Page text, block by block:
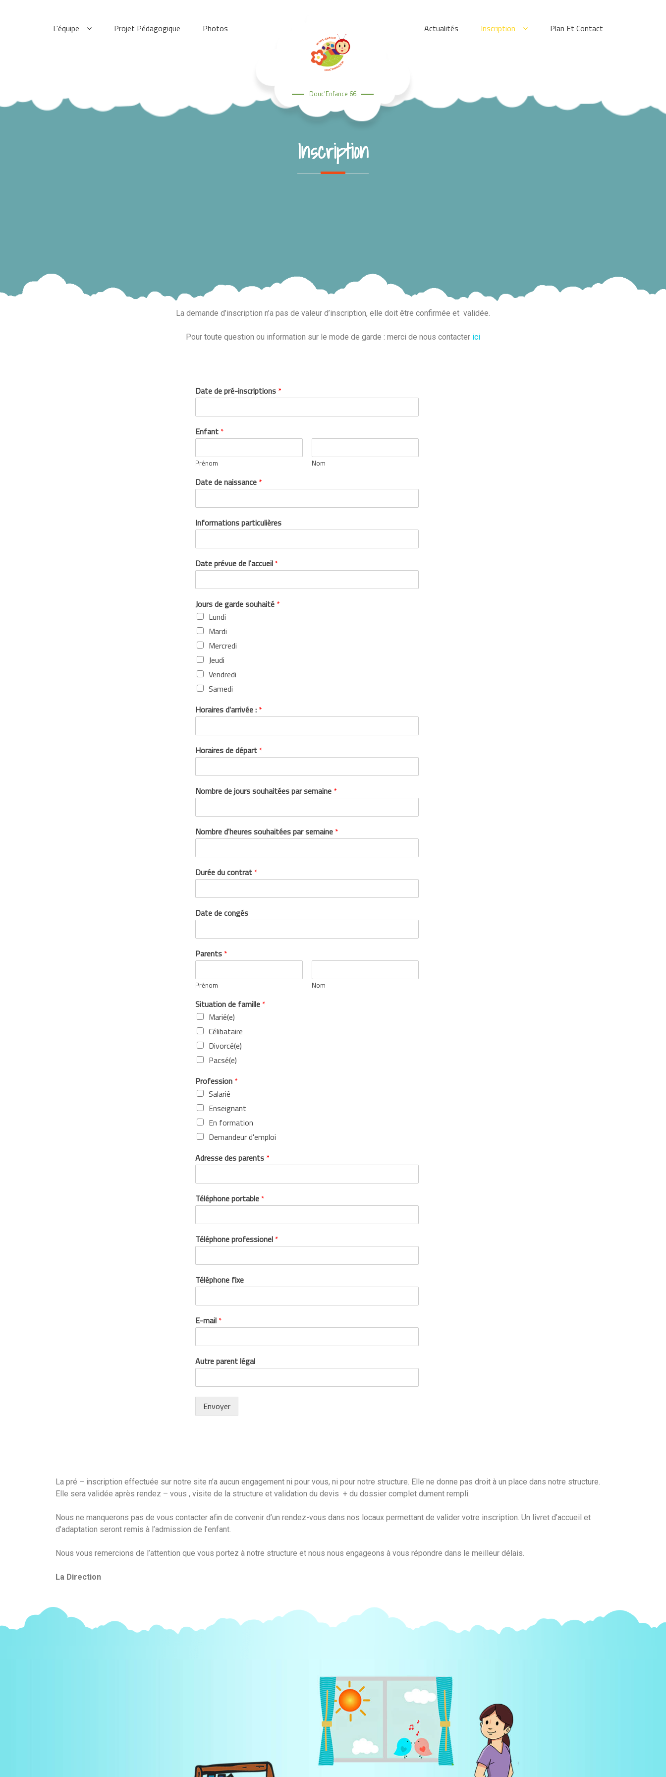
L'équipe Projet Pédagogique Photos
Douc'Enfance 66
Actualités Inscription Plan Et Contact
Inscription
La demande d’inscription n’a pas de valeur d’inscription, elle doit être confirmée et validée.
Pour toute question ou information sur le mode de garde : merci de nous contacter ici
Date de pré-inscriptions *
Enfant *
Prénom Nom
Date de naissance *
Informations particulières
Date prévue de l'accueil *
Jours de garde souhaité *
Lundi
Mardi
Mercredi
Jeudi
Vendredi
Samedi
Horaires d'arrivée : *
Horaires de départ *
Nombre de jours souhaitées par semaine *
Nombre d'heures souhaitées par semaine *
Durée du contrat *
Date de congés
Parents *
Prénom Nom
Situation de famille *
Marié(e)
Célibataire
Divorcé(e)
Pacsé(e)
Profession *
Salarié
Enseignant
En formation
Demandeur d'emploi
Adresse des parents *
Téléphone portable *
Téléphone professionel *
Téléphone fixe
E-mail *
Autre parent légal
Envoyer
La pré – inscription effectuée sur notre site n’a aucun engagement ni pour vous, ni pour notre structure. Elle ne donne pas droit à un place dans notre structure.
Elle sera validée après rendez – vous , visite de la structure et validation du devis + du dossier complet dument rempli.
Nous ne manquerons pas de vous contacter afin de convenir d’un rendez-vous dans nos locaux permettant de valider votre inscription. Un livret d’accueil et
d’adaptation seront remis à l’admission de l’enfant.
Nous vous remercions de l’attention que vous portez à notre structure et nous nous engageons à vous répondre dans le meilleur délais.
La Direction